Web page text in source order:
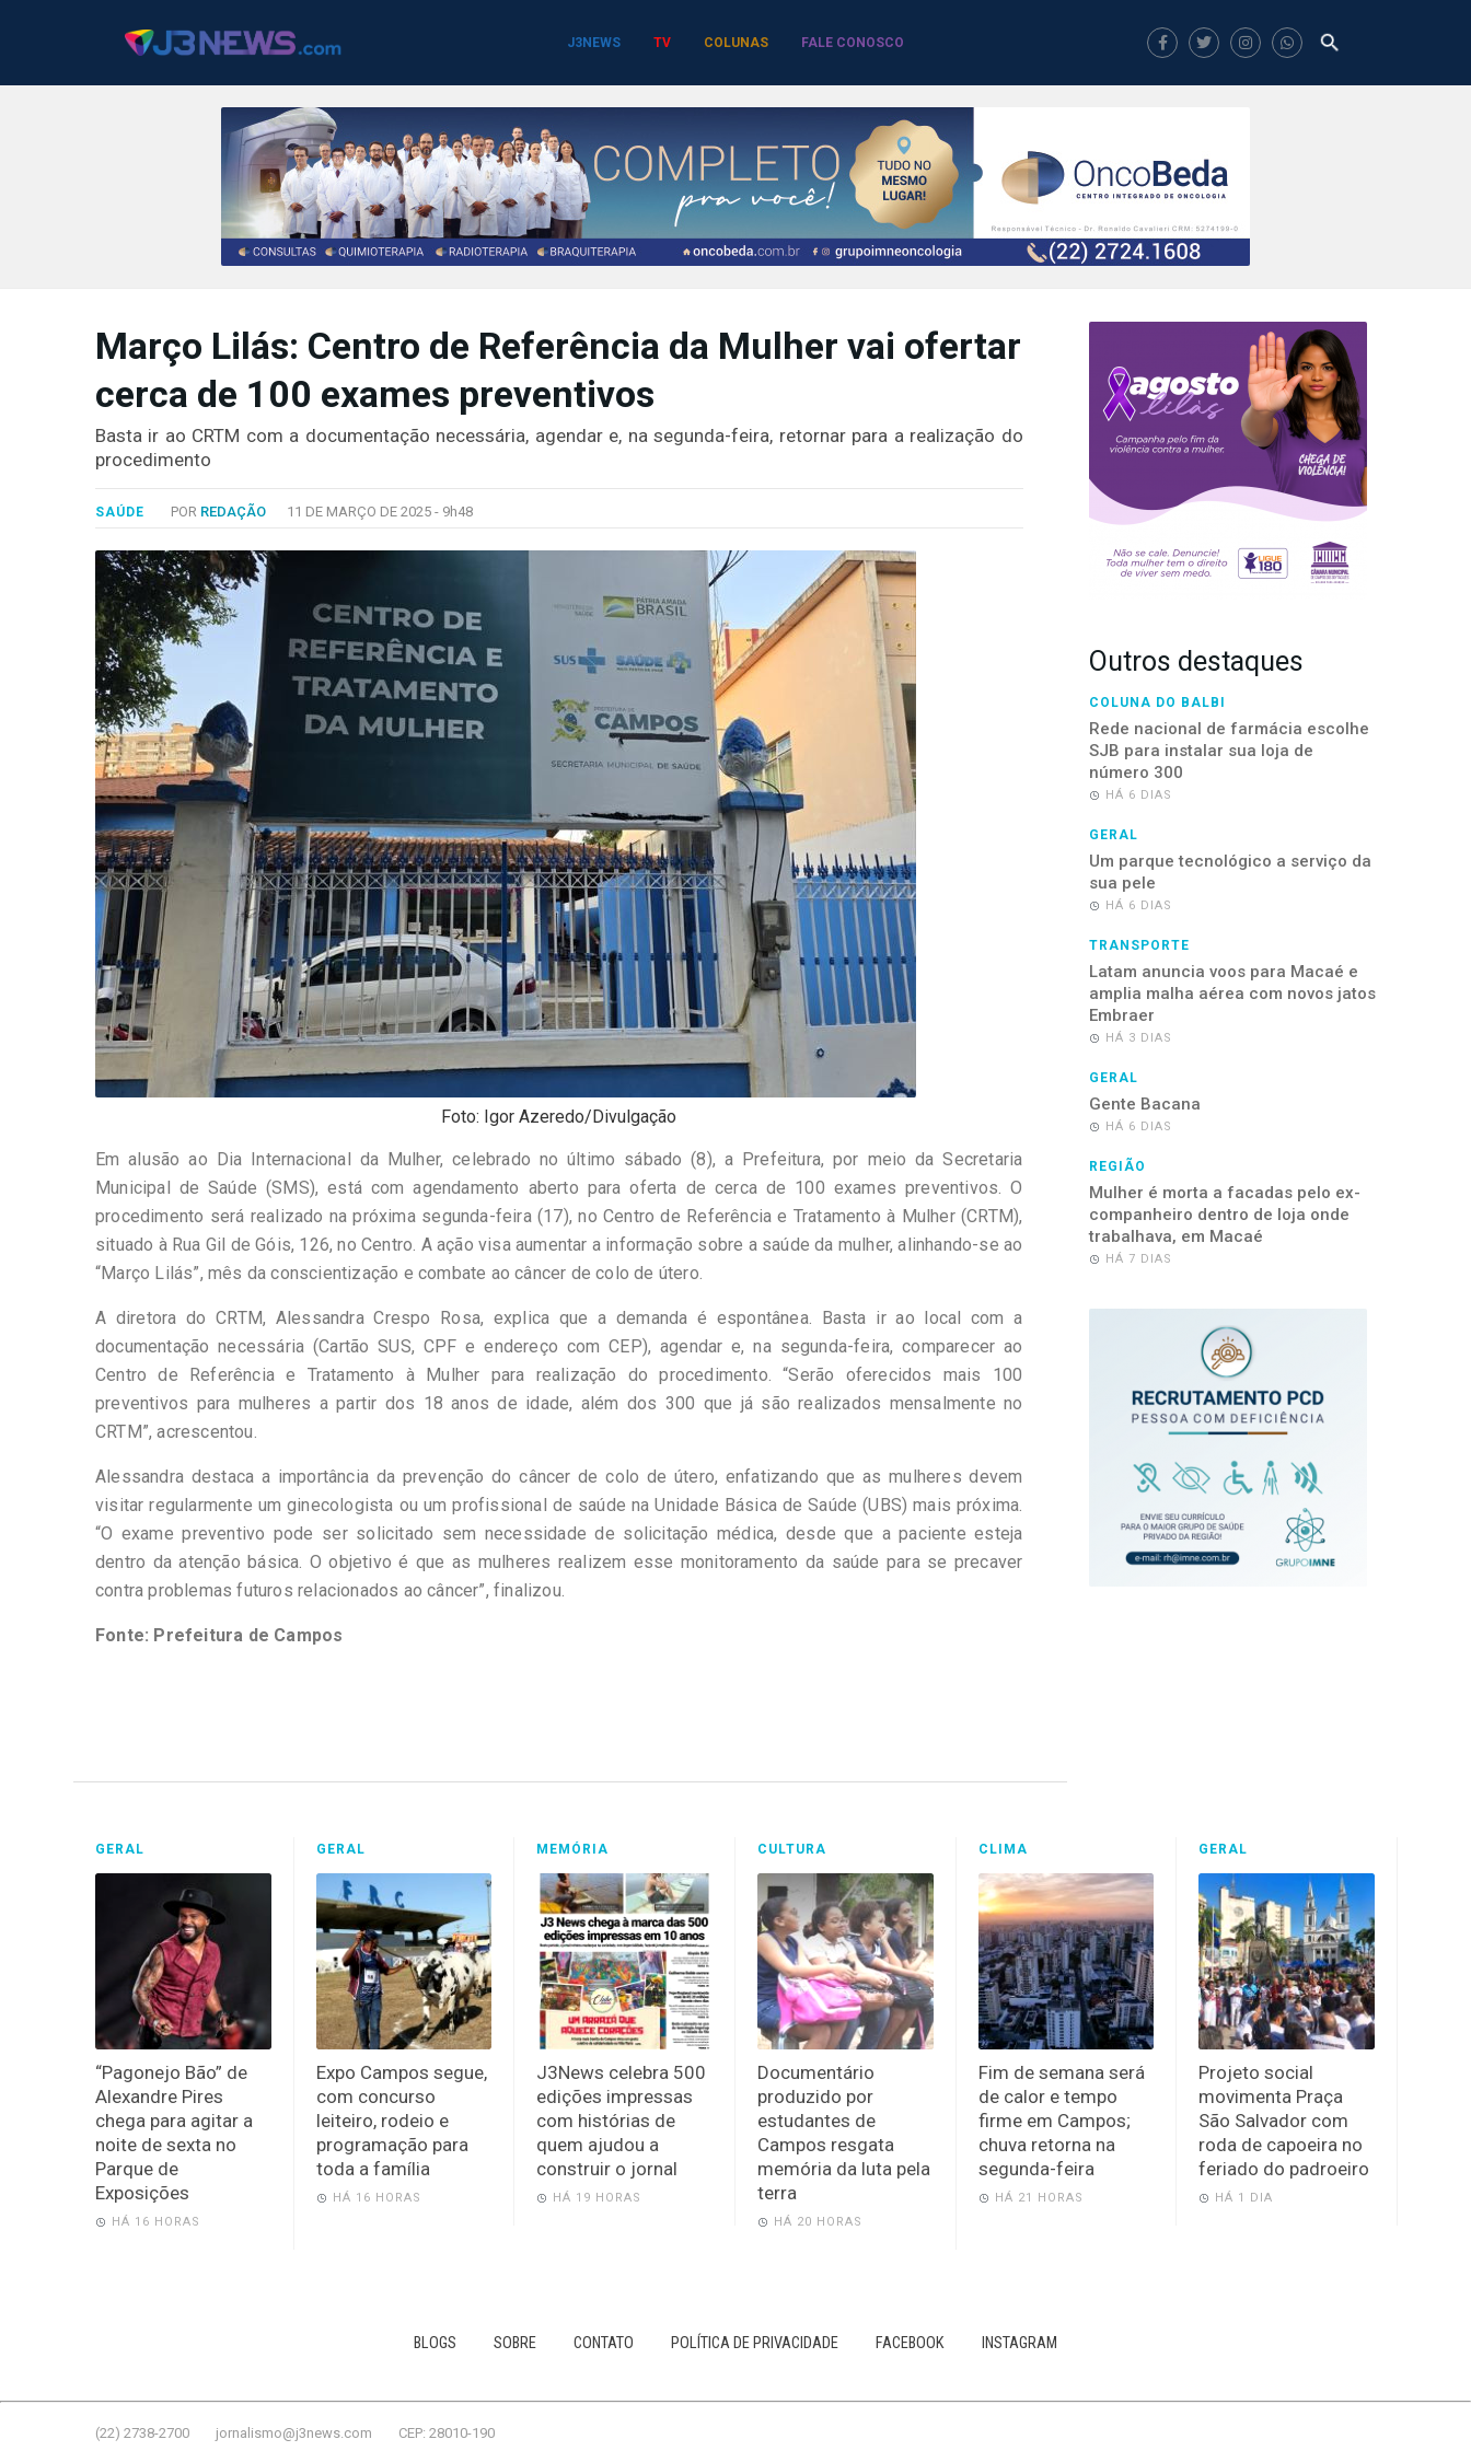
J3NEWS TV COLUNAS FALE CONOSCO
Desenvolvido
Março Lilás: Centro de Referência da Mulher vai ofertar
cerca de 100 exames preventivos
Basta ir ao CRTM com a documentação necessária, agendar e, na segunda-feira, retornar para a realização do
procedimento
SAÚDE POR REDAÇÃO 11 DE MARÇO DE 2025 - 9h48
Foto: Igor Azeredo/Divulgação
Em alusão ao Dia Internacional da Mulher, celebrado no último sábado (8), a Prefeitura, por meio da Secretaria
Municipal de Saúde (SMS), está com agendamento aberto para oferta de cerca de 100 exames preventivos. O
procedimento será realizado na próxima segunda-feira (17), no Centro de Referência e Tratamento à Mulher (CRTM),
situado à Rua Gil de Góis, 126, no Centro. A ação visa aumentar a informação sobre a saúde da mulher, alinhando-se ao
“Março Lilás”, mês da conscientização e combate ao câncer de colo de útero.
A diretora do CRTM, Alessandra Crespo Rosa, explica que a demanda é espontânea. Basta ir ao local com a
documentação necessária (Cartão SUS, CPF e endereço com CEP), agendar e, na segunda-feira, comparecer ao
Centro de Referência e Tratamento à Mulher para realização do procedimento. “Serão oferecidos mais 100
preventivos para mulheres a partir dos 18 anos de idade, além dos 300 que já são realizados mensalmente no
CRTM”, acrescentou.
Alessandra destaca a importância da prevenção do câncer de colo de útero, enfatizando que as mulheres devem
visitar regularmente um ginecologista ou um profissional de saúde na Unidade Básica de Saúde (UBS) mais próxima.
“O exame preventivo pode ser solicitado sem necessidade de solicitação médica, desde que a paciente esteja
dentro da atenção básica. O objetivo é que as mulheres realizem esse monitoramento da saúde para se precaver
contra problemas futuros relacionados ao câncer”, finalizou.
Fonte: Prefeitura de Campos
Outros destaques
COLUNA DO BALBI
Rede nacional de farmácia escolhe
SJB para instalar sua loja de
número 300
HÁ 6 DIAS
GERAL
Um parque tecnológico a serviço da
sua pele
HÁ 6 DIAS
TRANSPORTE
Latam anuncia voos para Macaé e
amplia malha aérea com novos jatos
Embraer
HÁ 3 DIAS
GERAL
Gente Bacana
HÁ 6 DIAS
REGIÃO
Mulher é morta a facadas pelo ex-
companheiro dentro de loja onde
trabalhava, em Macaé
HÁ 7 DIAS
GERAL
“Pagonejo Bão” de
Alexandre Pires
chega para agitar a
noite de sexta no
Parque de
Exposições
HÁ 16 HORAS
GERAL
Expo Campos segue,
com concurso
leiteiro, rodeio e
programação para
toda a família
HÁ 16 HORAS
MEMÓRIA
J3News celebra 500
edições impressas
com histórias de
quem ajudou a
construir o jornal
HÁ 19 HORAS
CULTURA
Documentário
produzido por
estudantes de
Campos resgata
memória da luta pela
terra
HÁ 20 HORAS
CLIMA
Fim de semana será
de calor e tempo
firme em Campos;
chuva retorna na
segunda-feira
HÁ 21 HORAS
GERAL
Projeto social
movimenta Praça
São Salvador com
roda de capoeira no
feriado do padroeiro
HÁ 1 DIA
BLOGS SOBRE CONTATO POLÍTICA DE PRIVACIDADE FACEBOOK INSTAGRAM
(22) 2738-2700 jornalismo@j3news.com CEP: 28010-190